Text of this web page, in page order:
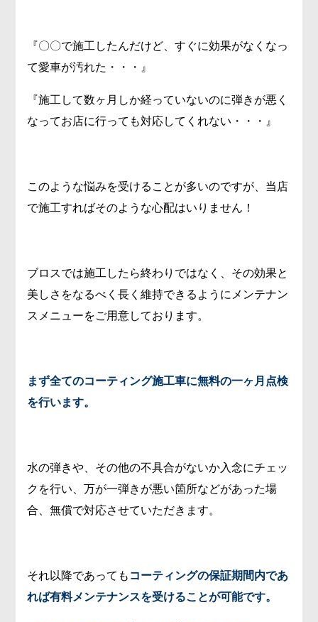
『〇〇で施工したんだけど、すぐに効果がなくなっ
て愛車が汚れた・・・』
『施工して数ヶ月しか経っていないのに弾きが悪く
なってお店に行っても対応してくれない・・・』
このような悩みを受けることが多いのですが、当店
で施工すればそのような心配はいりません！
ブロスでは施工したら終わりではなく、その効果と
美しさをなるべく長く維持できるようにメンテナン
スメニューをご用意しております。
まず全てのコーティング施工車に無料の一ヶ月点検
を行います。
水の弾きや、その他の不具合がないか入念にチェッ
クを行い、万が一弾きが悪い箇所などがあった場
合、無償で対応させていただきます。
それ以降であっても コーティングの保証期間内であ
れば有料メンテナンスを受けることが可能です。